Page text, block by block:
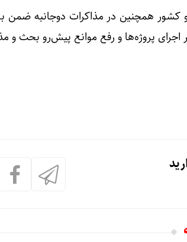
همچنین در مذاکرات دوجانبه ضمن
پروژه‌ها و رفع موانع پیش‌رو بحث و